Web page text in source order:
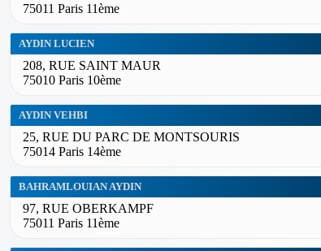
75011 Paris 11ème
AYDIN LUCIEN
208, RUE SAINT MAUR
75010 Paris 10ème
AYDIN VEHBI
25, RUE DU PARC DE MONTSOURIS
75014 Paris 14ème
BAHRAMLOUIAN AYDIN
97, RUE OBERKAMPF
75011 Paris 11ème